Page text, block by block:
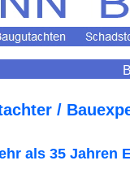
/
als 35 Jahren